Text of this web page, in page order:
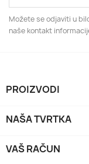
Možete se odjaviti u
naše kontakt
PROIZVODI
NAŠA TVRTKA
VAŠ RAČUN